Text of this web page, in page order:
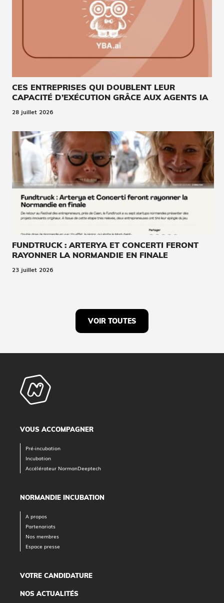
CES ENTREPRISES QUI DOUBLENT LEUR
CAPACITÉ D’EXÉCUTION GRÂCE AUX AGENTS IA
28 juillet 2026
FUNDTRUCK : ARTERYA ET CONCERTI FERONT
RAYONNER LA NORMANDIE EN FINALE
23 juillet 2026
VOIR TOUTES
VOUS ACCOMPAGNER
Pré-incubation
Incubation
Accélérateur NormanDeeptech
NORMANDIE INCUBATION
A propos
Partenariats
Nos membres
Espace presse
VOTRE CANDIDATURE
NOS ACTUALITÉS